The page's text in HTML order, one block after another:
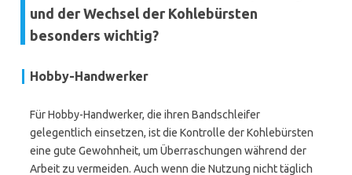
und der Wechsel der Kohlebürsten
besonders wichtig?
Hobby-Handwerker
Für Hobby-Handwerker, die ihren Bandschleifer
gelegentlich einsetzen, ist die Kontrolle der Kohlebürsten
eine gute Gewohnheit, um Überraschungen während der
Arbeit zu vermeiden. Auch wenn die Nutzung nicht täglich